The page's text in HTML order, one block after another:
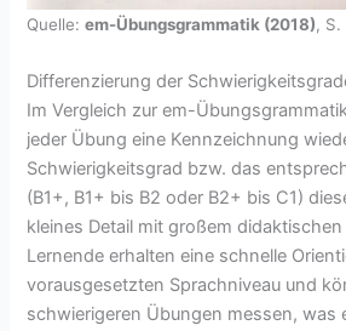
Quelle:em-Übungsgrammatik (2018), S.
Differenzierung der
Im Vergleich zur em-
jeder Übung eine Kennzeichnung
Schwierigkeitsgrad bzw. das
(B1+, B1+ bis B2 oder B2+ bis C1)
kleines Detail mit großem
Lernende erhalten eine schnelle
vorausgesetzten Sprachniveau und
schwierigeren Übungen messen, was